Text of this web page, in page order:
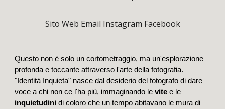
Sito Web Email Instagram Facebook
Questo non è solo un cortometraggio, ma un'esplorazione
profonda e toccante attraverso l'arte della fotografia.
"Identità Inquieta" nasce dal desiderio del fotografo di dare
voce a chi non ce l'ha più, immaginando levite e le
inquietudini di coloro che un tempo abitavano le mura di